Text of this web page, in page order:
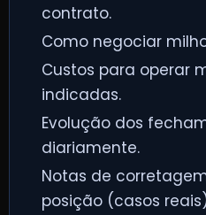
contrato.
Como negociar
Custos para operar
indicadas.
Evolução dos
diariamente.
Notas de
posição (casos